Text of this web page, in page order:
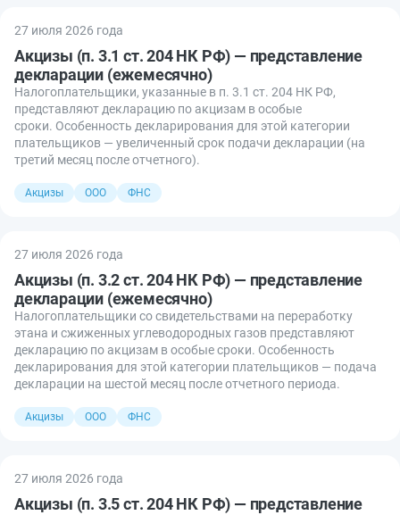
27 июля 2026 года
Акцизы (п. 3.1 ст. 204 НК РФ) — представление
декларации (ежемесячно)
Налогоплательщики, указанные в п. 3.1 ст. 204 НК РФ,
представляют декларацию по акцизам в особые
сроки. Особенность декларирования для этой категории
плательщиков — увеличенный срок подачи декларации (на
третий месяц после отчетного).
Акцизы ООО ФНС
27 июля 2026 года
Акцизы (п. 3.2 ст. 204 НК РФ) — представление
декларации (ежемесячно)
Налогоплательщики со свидетельствами на переработку
этана и сжиженных углеводородных газов представляют
декларацию по акцизам в особые сроки. Особенность
декларирования для этой категории плательщиков — подача
декларации на шестой месяц после отчетного периода.
Акцизы ООО ФНС
27 июля 2026 года
Акцизы (п. 3.5 ст. 204 НК РФ) — представление